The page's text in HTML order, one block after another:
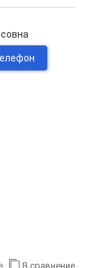
В сравнение